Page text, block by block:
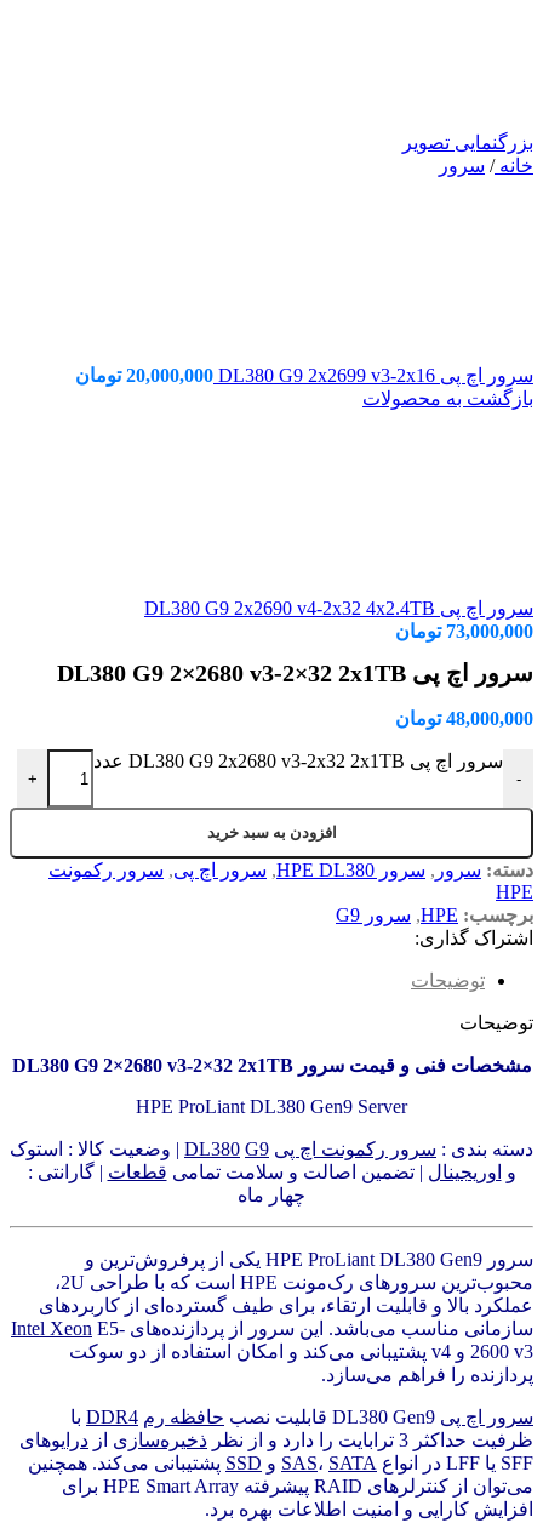
بزرگنمایی تصویر
خانه/ سرور
سرور اچ پی DL380 G9 2x2699 v3-2x16 20,000,000 تومان
بازگشت به محصولات
سرور اچ پی DL380 G9 2x2690 v4-2x32 4x2.4TB
73,000,000 تومان
سرور اچ پی DL380 G9 2×2680 v3-2×32 2x1TB
48,000,000 تومان
-
سرور اچ پی DL380 G9 2x2680 v3-2x32 2x1TB عدد
+
افزودن به سبد خرید
دسته: سرور , سرور HPE DL380 , سرور اچ پی, سرور رکمونت
HPE
برچسب: HPE
, سرور G9
اشتراک گذاری:
توضیحات
توضیحات
مشخصات فنی و قیمت سرور DL380 G9 2×2680 v3-2×32 2x1TB
HPE ProLiant DL380 Gen9 Server
دسته بندی : سرور رکمونت اچ پی DL380 G9
| وضعیت کالا : استوک
و اوریجینال | تضمین اصالت و سلامت تمامی قطعات | گارانتی :
چهار ماه
سرور HPE ProLiant DL380 Gen9 یکی از پرفروش‌ترین و
محبوب‌ترین سرورهای رک‌مونت HPE است که با طراحی 2U،
عملکرد بالا و قابلیت ارتقاء، برای طیف گسترده‌ای از کاربردهای
سازمانی مناسب می‌باشد. این سرور از پردازنده‌های
Intel Xeon E5-
2600 v3 و v4 پشتیبانی می‌کند و امکان استفاده از دو سوکت
پردازنده را فراهم می‌سازد.
سرور اچ پی حافظه رم DDR4 با
ظرفیت حداکثر 3 ترابایت را دارد و از نظر
ذخیره‌سازی از درایوهای
SFF یا LFF در انواع
SAS، SATA و SSD پشتیبانی می‌کند. همچنین
می‌توان از کنترلرهای RAID پیشرفته HPE Smart Array برای
افزایش کارایی و امنیت اطلاعات بهره برد.